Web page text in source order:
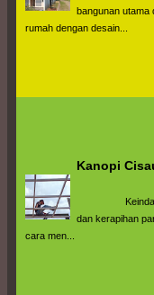
bangunan utama
rumah dengan desain...
Kanopi
Keindahan
dan kerapihan
cara men...